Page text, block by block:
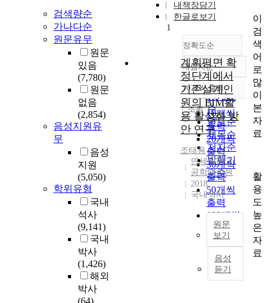
검색량순
가나다순
원문유무
원문
있음
(7,780)
원문
없음
(2,854)
음성지원유
무
음성
지원
(5,050)
학위유형
국내
석사
(9,141)
국내
박사
(1,426)
해외
박사
내책장담기
한글로보기
정확도순
정확도
순
인기도
순
연도순
제목순
저자순
발행기
관순
내림차순
내림차순
10개씩 출력
10개씩
출력
20개씩
출력
30개씩
출력
50개씩
출력
100개씩
출력
조회
1
계획평면 확
정단계에서
기존설계인
원의 BIM활
용 활성화 방
안 연구
조태용
연세대학교
공학대학원
2018
국내석사
원문
보기
음성
듣기
이
검
색
어
로
많
이
본
자
료
활
용
도
높
은
자
료